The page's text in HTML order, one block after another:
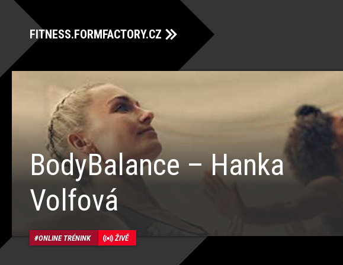
FITNESS.FORMFACTORY.CZ
BodyBalance – Hanka
Volfová
ONLINE TRÉNINK ŽIVĚ